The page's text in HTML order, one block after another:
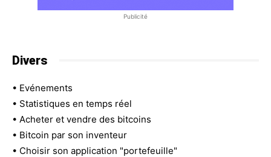
Publicité
Divers
• Evénements
• Statistiques en temps réel
• Acheter et vendre des bitcoins
• Bitcoin par son inventeur
• Choisir son application "portefeuille"